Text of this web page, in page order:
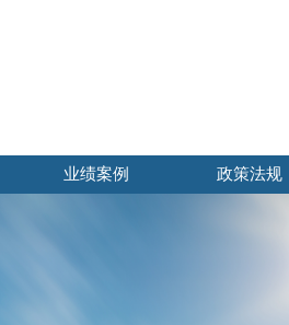
业绩案例 政策法规